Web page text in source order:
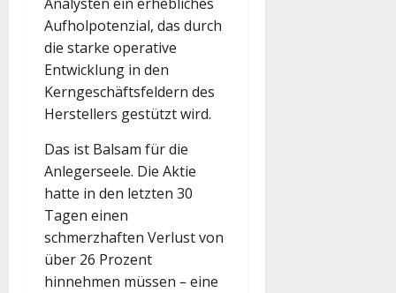
Aufholpotenzial, das durch
die starke operative
Entwicklung in den
Kerngeschäftsfeldern des
Herstellers gestützt wird.
Das ist Balsam für die
Anlegerseele. Die Aktie
hatte in den letzten 30
Tagen einen
schmerzhaften Verlust von
über 26 Prozent
hinnehmen müssen – eine